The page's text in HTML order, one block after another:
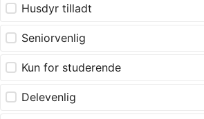
Husdyr tilladt
Seniorvenlig
Kun for studerende
Delevenlig